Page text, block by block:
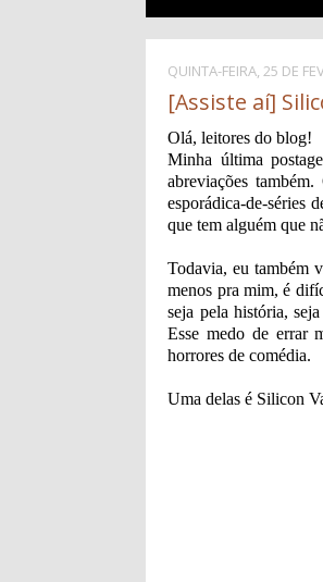
QUINTA-FEIRA, 25 DE
[Assiste aí]
Olá, leitores do blog!
Minha última
abreviações
esporádica-de-séries
que tem alguém que
Todavia, eu também
menos pra mim, é
seja pela história,
Esse medo de errar
horrores de comédia.
Uma delas é Silicon